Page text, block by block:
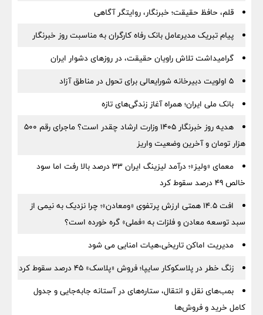
قلم، حافظ حقیقت؛ خبرنگار، روایتگر آگاهی
پیام تبریک مدیرعامل بانک رفاه کارگران به مناسبت روز خبرنگار
گرامیداشت تلاش راویان حقیقت، در روزهای دشوار ایران
5 اولویت دبیرخانه شورایعالی برای تحول در مناطق آزاد
بانک ملی ایران؛ همراه آغاز زندگی‌های تازه
هدیه روز خبرنگار ۱۴۰۵ وزارت ارشاد چقدر است؟ ماجرای رقم ۵۰۰
هزار تومان و آخرین وضعیت واریز
معمای «ولیز»؛ درآمد لیزینگ ایران ۳۳ درصد بالا رفت اما سود
خالص ۴۹ درصد سقوط کرد
افت ۱۴.۵ همتی ارزش پرتفوی «ومعادن»؛ چرا نزدیک به نیمی از
سبد توسعه معادن و فلزات به «فملی» گره خورده است؟
مدیریت اماکن تاریخی،هیات امنایی می شود
زنگ خطر در پلاسکوکار سایپا؛ فروش «پلاسک» ۴۵ درصد سقوط کرد
بمب‌های نقل و انتقال، ستاره‌های در آستانه جابه‌جایی و جدول
کامل خرید و فروش‌ها